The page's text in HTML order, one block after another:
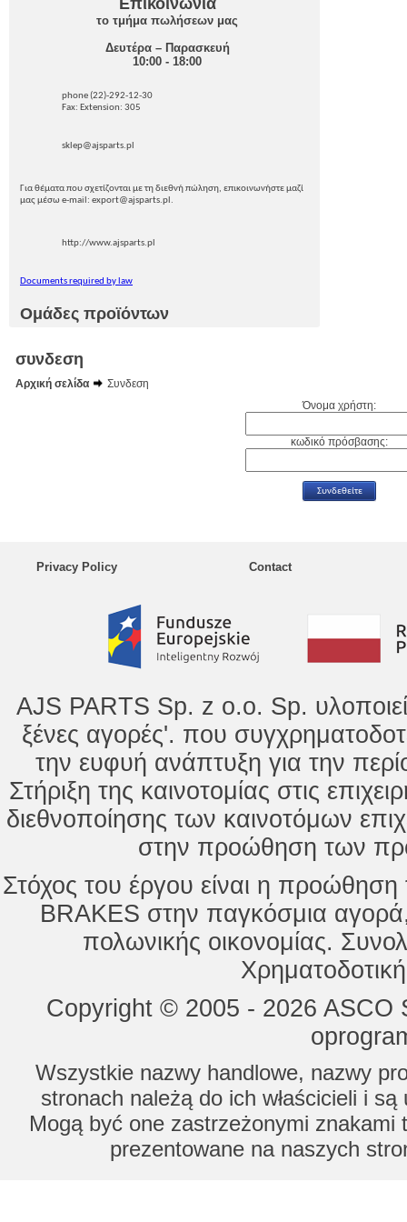
Επικοινωνία
το τμήμα πωλήσεων μας
Δευτέρα – Παρασκευή
10:00 - 18:00
phone (22)-292-12-30
Fax: Extension: 305
sklep@ajsparts.pl
Για θέματα που σχετίζονται με τη διεθνή πώληση, επικοινωνήστε μαζί
μας μέσω e-mail: export@ajsparts.pl.
http://www.ajsparts.pl
Documents required by law
Ομάδες προϊόντων
συνδεση
Αρχική σελίδα
Συνδεση
Όνομα χρήστη:
κωδικό πρόσβασης:
Privacy Policy Contact
AJS PARTS Sp. z o.o. Sp.
ξένες αγορές'. που
την ευφυή ανάπτυξη για την
Στήριξη της καινοτομίας στις
διεθνοποίησης των καινοτόμων
στην προώθηση των
Στόχος του έργου είναι η
BRAKES στην παγκόσμια
πολωνικής οικονομίας.
Copyright © 2005 - 2026
Wszystkie nazwy handlowe, nazwy
stronach należą do ich właścicieli i
Mogą być one zastrzeżonymi znakami
prezentowane na naszych